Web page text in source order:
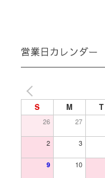
営業日カレンダー
S M T
26 27
2 3
9 10